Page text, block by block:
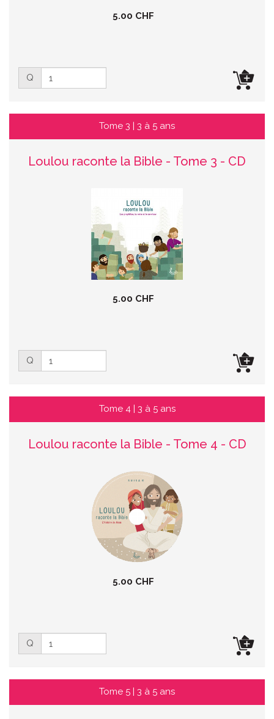
5.00 CHF
Q
Tome 3 | 3 à 5 ans
Loulou raconte la Bible - Tome 3 - CD
5.00 CHF
Q
Tome 4 | 3 à 5 ans
Loulou raconte la Bible - Tome 4 - CD
5.00 CHF
Q
Tome 5 | 3 à 5 ans